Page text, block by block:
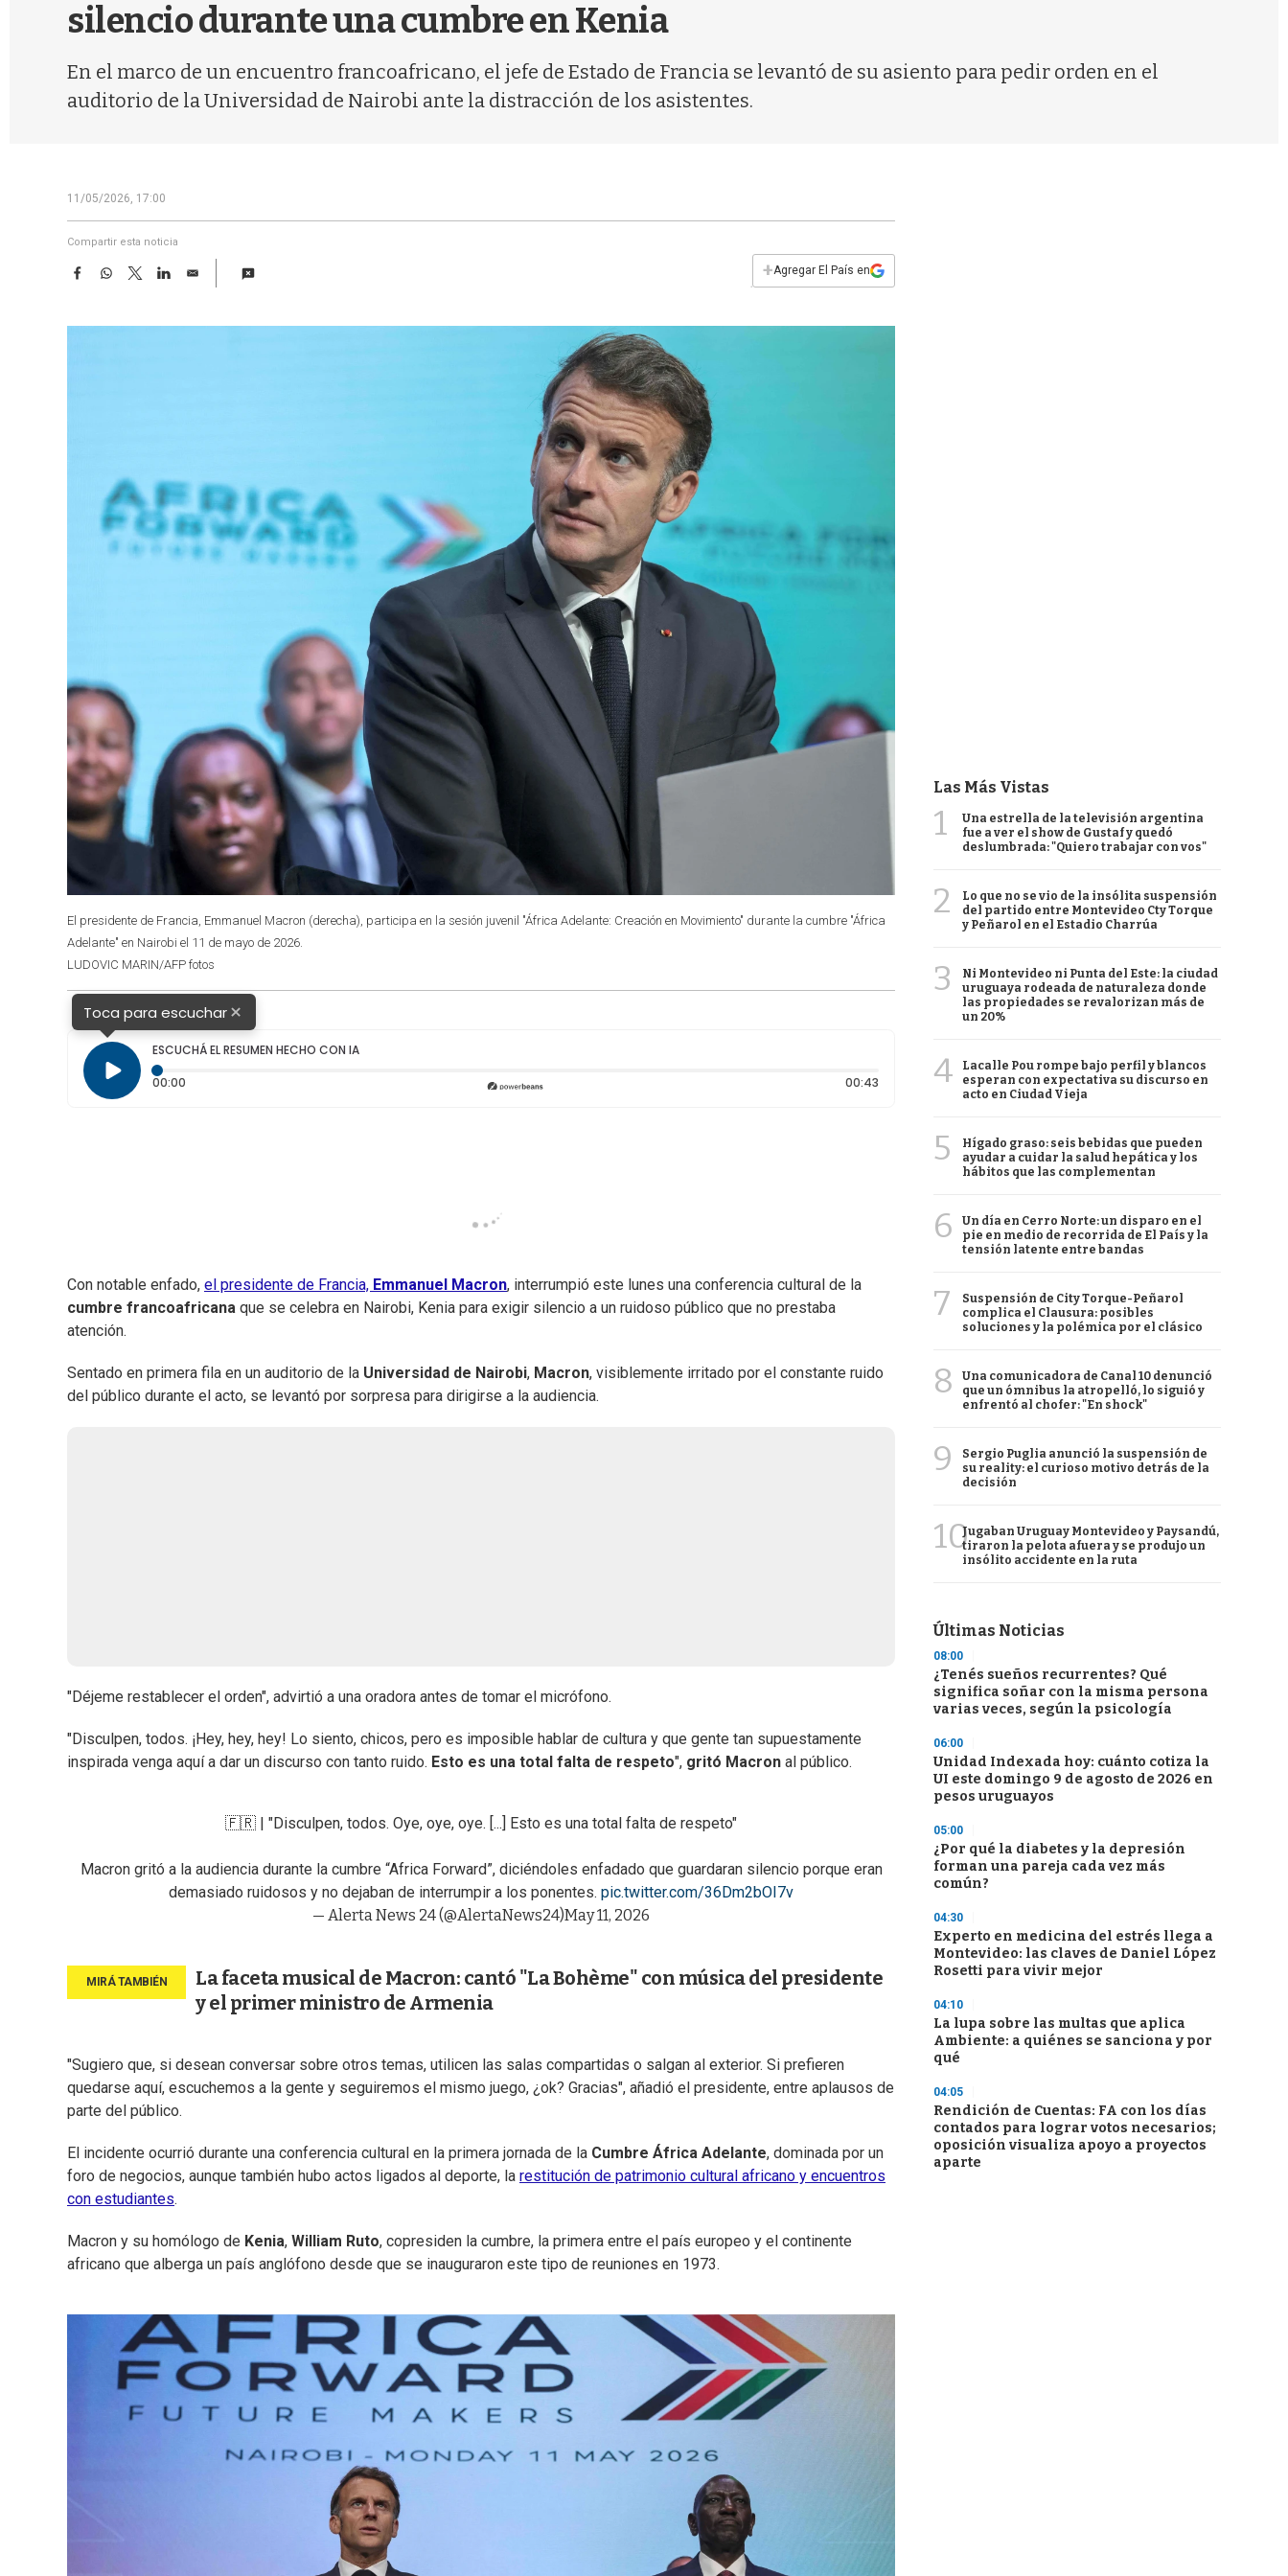
silencio durante una cumbre en Kenia
En el marco de un encuentro francoafricano, el jefe de Estado de Francia se levantó de su asiento para pedir orden en el
auditorio de la Universidad de Nairobi ante la distracción de los asistentes.
11/05/2026, 17:00
Compartir esta noticia
F
e
W
t
T
w
t
L
k
E
i
+Agregar El País en
El presidente de Francia, Emmanuel Macron (derecha), participa en la sesión juvenil "África Adelante: Creación en Movimiento" durante la cumbre "África
Adelante" en Nairobi el 11 de mayo de 2026.
LUDOVIC MARIN/AFP fotos
Toca para escuchar×
ESCUCHÁ EL RESUMEN HECHO CON IA
00:00
00:43Duración: 43 segundos
Con notable enfado, el presidente de Francia, Emmanuel Macron, interrumpió este lunes una conferencia cultural de la
cumbre francoafricana que se celebra en Nairobi, Kenia para exigir silencio a un ruidoso público que no prestaba
atención.
Sentado en primera fila en un auditorio de la Universidad de Nairobi, Macron, visiblemente irritado por el constante ruido
del público durante el acto, se levantó por sorpresa para dirigirse a la audiencia.
"Déjeme restablecer el orden", advirtió a una oradora antes de tomar el micrófono.
"Disculpen, todos. ¡Hey, hey, hey! Lo siento, chicos, pero es imposible hablar de cultura y que gente tan supuestamente
inspirada venga aquí a dar un discurso con tanto ruido. Esto es una total falta de respeto", gritó Macron al público.
🇫🇷 | "Disculpen, todos. Oye, oye, oye. [...] Esto es una total falta de respeto"
Macron gritó a la audiencia durante la cumbre “Africa Forward”, diciéndoles enfadado que guardaran silencio porque eran
demasiado ruidosos y no dejaban de interrumpir a los ponentes. pic.twitter.com/36Dm2bOI7v
— Alerta News 24 (@AlertaNews24)May 11, 2026
La faceta musical de Macron: cantó "La Bohème" con música del presidente
y el primer ministro de Armenia
"Sugiero que, si desean conversar sobre otros temas, utilicen las salas compartidas o salgan al exterior. Si prefieren
quedarse aquí, escuchemos a la gente y seguiremos el mismo juego, ¿ok? Gracias", añadió el presidente, entre aplausos de
parte del público.
El incidente ocurrió durante una conferencia cultural en la primera jornada de la Cumbre África Adelante, dominada por un
foro de negocios, aunque también hubo actos ligados al deporte, la restitución de patrimonio cultural africano y encuentros
con estudiantes.
Macron y su homólogo de Kenia, William Ruto, copresiden la cumbre, la primera entre el país europeo y el continente
africano que alberga un país anglófono desde que se inauguraron este tipo de reuniones en 1973.
Las Más Vistas
1
Una estrella de la televisión argentina
fue a ver el show de Gustaf y quedó
deslumbrada: "Quiero trabajar con vos"
2
Lo que no se vio de la insólita suspensión
del partido entre Montevideo Cty Torque
y Peñarol en el Estadio Charrúa
3
Ni Montevideo ni Punta del Este: la ciudad
uruguaya rodeada de naturaleza donde
las propiedades se revalorizan más de
un 20%
4
Lacalle Pou rompe bajo perfil y blancos
esperan con expectativa su discurso en
acto en Ciudad Vieja
5
Hígado graso: seis bebidas que pueden
ayudar a cuidar la salud hepática y los
hábitos que las complementan
6
Un día en Cerro Norte: un disparo en el
pie en medio de recorrida de El País y la
tensión latente entre bandas
7
Suspensión de City Torque-Peñarol
complica el Clausura: posibles
soluciones y la polémica por el clásico
8
Una comunicadora de Canal 10 denunció
que un ómnibus la atropelló, lo siguió y
enfrentó al chofer: "En shock"
9
Sergio Puglia anunció la suspensión de
su reality: el curioso motivo detrás de la
decisión
10Jugaban Uruguay Montevideo y Paysandú,
tiraron la pelota afuera y se produjo un
insólito accidente en la ruta
Últimas Noticias
08:00
¿Tenés sueños recurrentes? Qué
significa soñar con la misma persona
varias veces, según la psicología
06:00
Unidad Indexada hoy: cuánto cotiza la
UI este domingo 9 de agosto de 2026 en
pesos uruguayos
05:00
¿Por qué la diabetes y la depresión
forman una pareja cada vez más
común?
04:30
Experto en medicina del estrés llega a
Montevideo: las claves de Daniel López
Rosetti para vivir mejor
04:10
La lupa sobre las multas que aplica
Ambiente: a quiénes se sanciona y por
qué
04:05
Rendición de Cuentas: FA con los días
contados para lograr votos necesarios;
oposición visualiza apoyo a proyectos
aparte